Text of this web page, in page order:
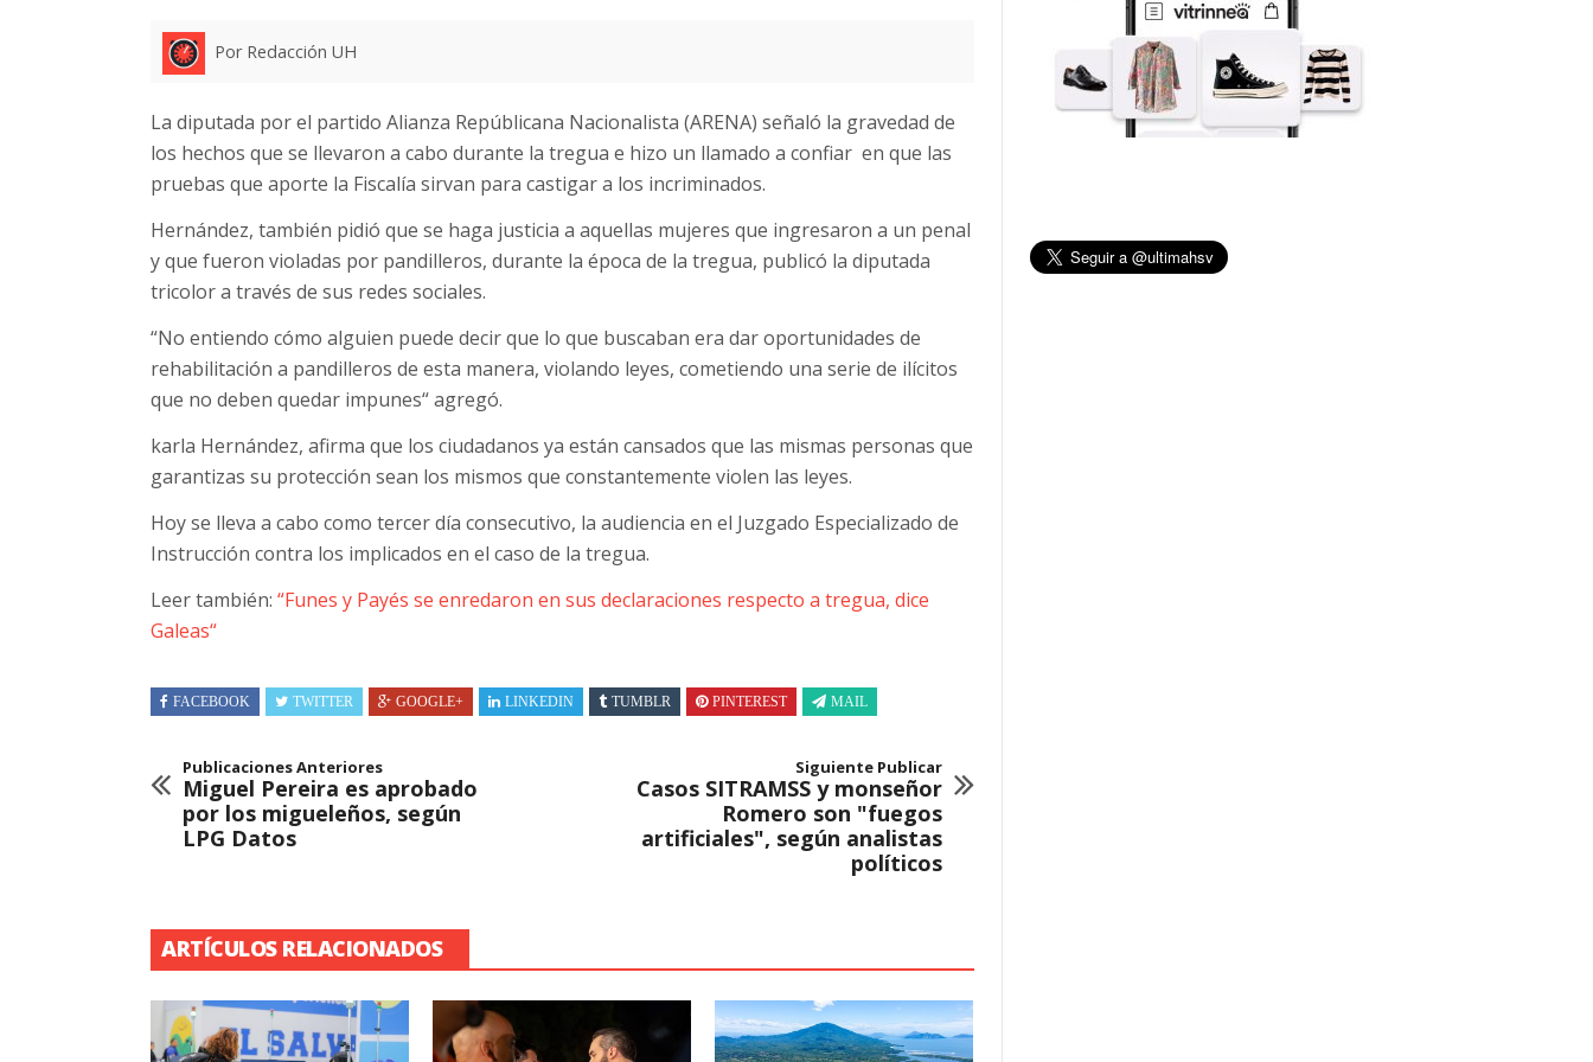
Por Redacción UH
La diputada por el partido Alianza Repúblicana Nacionalista (ARENA) señaló la gravedad de
los hechos que se llevaron a cabo durante la tregua e hizo un llamado a confiar en que las
pruebas que aporte la Fiscalía sirvan para castigar a los incriminados.
Hernández, también pidió que se haga justicia a aquellas mujeres que ingresaron a un penal
y que fueron violadas por pandilleros, durante la época de la tregua, publicó la diputada
tricolor a través de sus redes sociales.
“No entiendo cómo alguien puede decir que lo que buscaban era dar oportunidades de
rehabilitación a pandilleros de esta manera, violando leyes, cometiendo una serie de ilícitos
que no deben quedar impunes“ agregó.
karla Hernández, afirma que los ciudadanos ya están cansados que las mismas personas que
garantizas su protección sean los mismos que constantemente violen las leyes.
Hoy se lleva a cabo como tercer día consecutivo, la audiencia en el Juzgado Especializado de
Instrucción contra los implicados en el caso de la tregua.
Leer también: “Funes y Payés se enredaron en sus declaraciones respecto a tregua, dice
Galeas“
FACEBOOK TWITTER GOOGLE+ LINKEDIN TUMBLR PINTEREST MAIL
Publicaciones Anteriores
Miguel Pereira es aprobado
por los migueleños, según
LPG Datos
Siguiente Publicar
Casos SITRAMSS y monseñor
Romero son "fuegos
artificiales", según analistas
políticos
ARTÍCULOS RELACIONADOS